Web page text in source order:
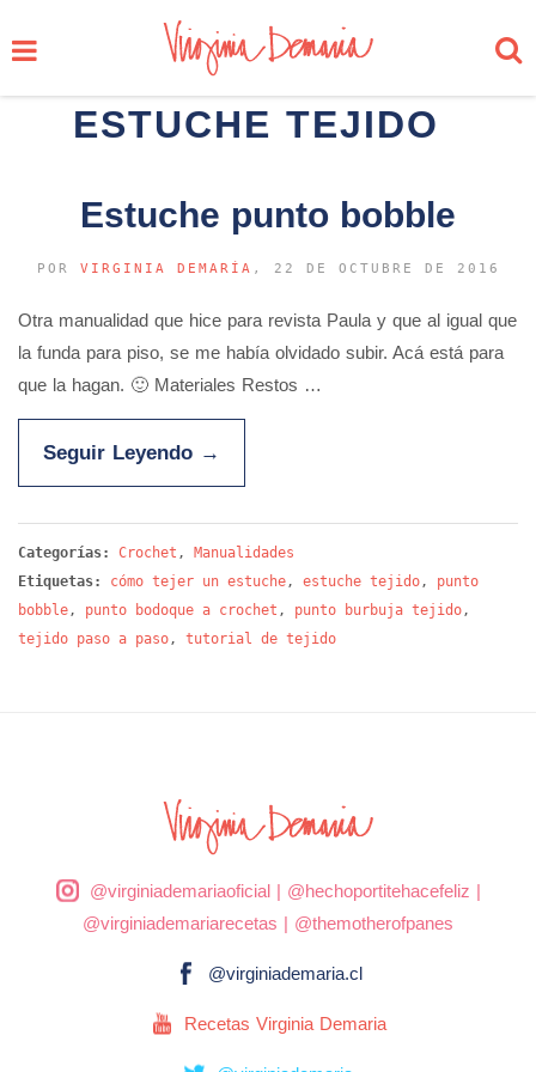
ESTUCHE TEJIDO
Estuche punto bobble
POR VIRGINIA DEMARÍA , 22 DE OCTUBRE DE 2016
Otra manualidad que hice para revista Paula y que al igual que
la funda para piso, se me había olvidado subir. Acá está para
que la hagan. 🙂 Materiales Restos …
Seguir Leyendo →
Categorías: Crochet , Manualidades
Etiquetas:
cómo tejer un estuche, estuche tejido, punto
bobble, punto bodoque a crochet , punto burbuja tejido,
tejido paso a paso, tutorial de tejido
@virginiademariaoficial| @hechoportitehacefeliz |
@virginiademariarecetas | @themotherofpanes
@virginiademaria.cl
Recetas Virginia Demaria